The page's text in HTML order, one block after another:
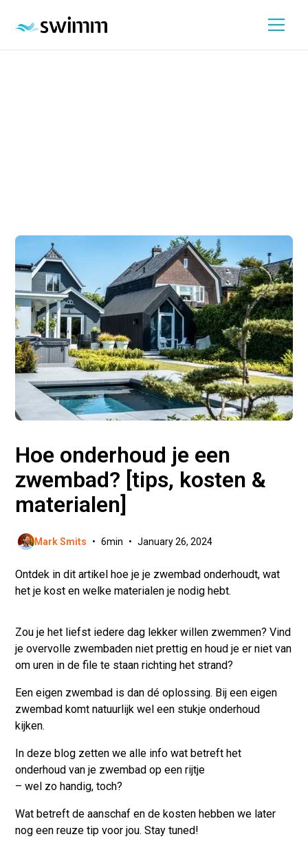
Hoe onderhoud je een
zwembad? [tips, kosten &
materialen]
Mark Smits • 6min • January 26, 2024
Ontdek in dit artikel hoe je je zwembad onderhoudt, wat
het je kost en welke materialen je nodig hebt.
Zou je het liefst iedere dag lekker willen zwemmen? Vind
je overvolle zwembaden niet prettig en houd je er niet van
om uren in de file te staan richting het strand?
Een eigen zwembad is dan dé oplossing. Bij een eigen
zwembad komt natuurlijk wel een stukje onderhoud
kijken.
In deze blog zetten we alle info wat betreft het
onderhoud van je zwembad op een rijtje
– wel zo handig, toch?
Wat betreft de aanschaf en de kosten hebben we later
nog een reuze tip voor jou. Stay tuned!